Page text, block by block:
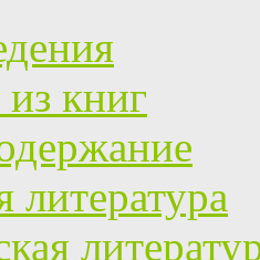
книг
литература